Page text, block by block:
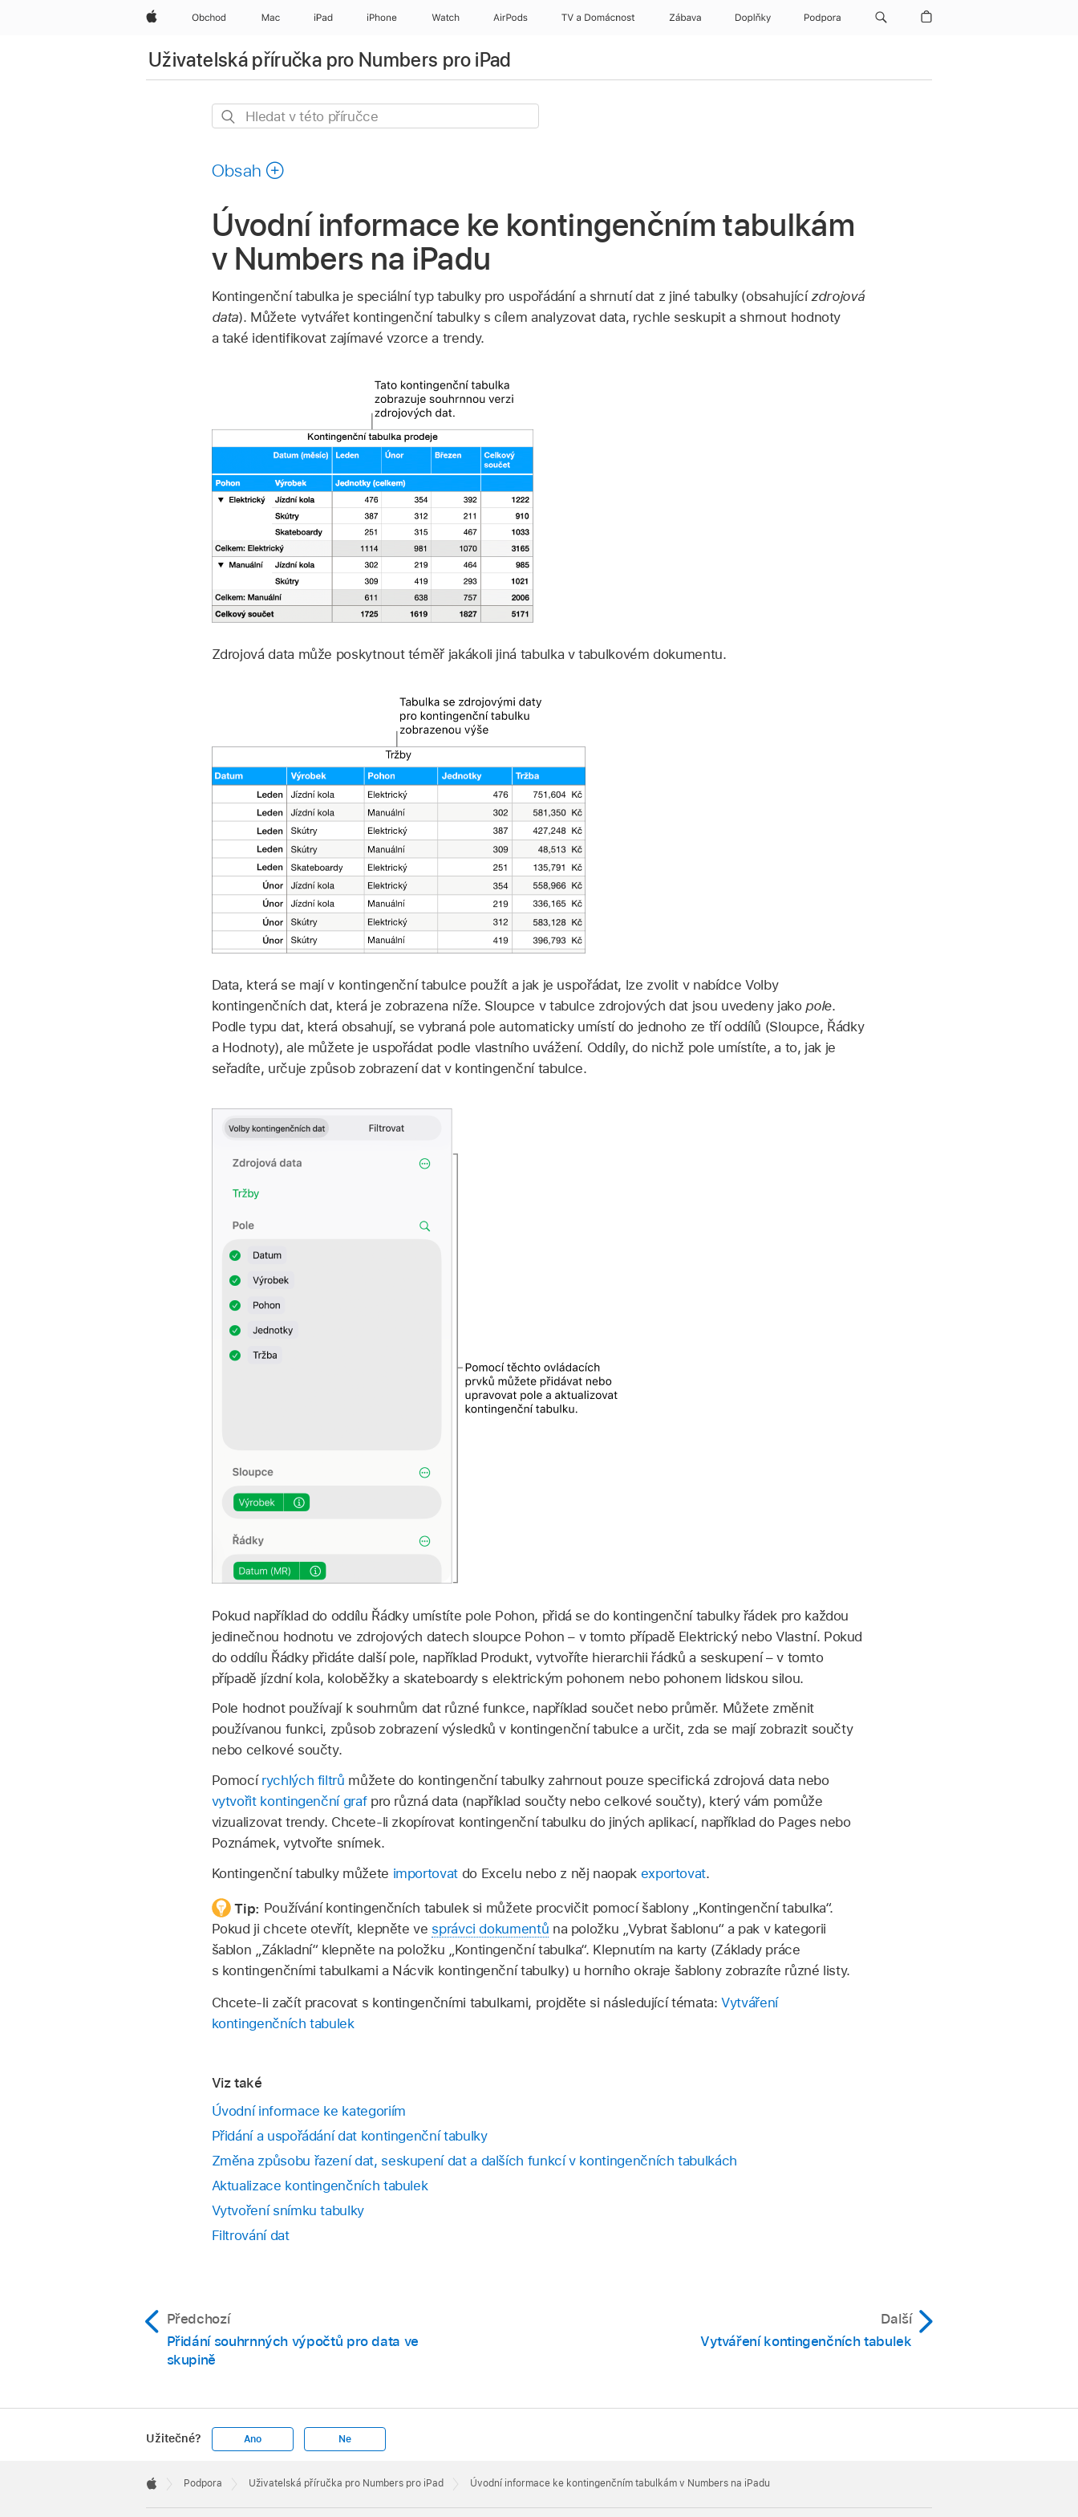
AppleObchod Mac iPad iPhone Watch AirPods TV a Domácnost Zábava Doplňky Podpora
Uživatelská příručka pro Numbers pro iPad
Hledat
Obsah
Úvodní informace ke kontingenčním tabulkám
v Numbers na iPadu
Kontingenční tabulka je speciální typ tabulky pro uspořádání a shrnutí dat z jiné tabulky (obsahující zdrojová
data). Můžete vytvářet kontingenční tabulky s cílem analyzovat data, rychle seskupit a shrnout hodnoty
a také identifikovat zajímavé vzorce a trendy.
Zdrojová data může poskytnout téměř jakákoli jiná tabulka v tabulkovém dokumentu.
Data, která se mají v kontingenční tabulce použít a jak je uspořádat, lze zvolit v nabídce Volby
kontingenčních dat, která je zobrazena níže. Sloupce v tabulce zdrojových dat jsou uvedeny jako pole.
Podle typu dat, která obsahují, se vybraná pole automaticky umístí do jednoho ze tří oddílů (Sloupce, Řádky
a Hodnoty), ale můžete je uspořádat podle vlastního uvážení. Oddíly, do nichž pole umístíte, a to, jak je
seřadíte, určuje způsob zobrazení dat v kontingenční tabulce.
Pokud například do oddílu Řádky umístíte pole Pohon, přidá se do kontingenční tabulky řádek pro každou
jedinečnou hodnotu ve zdrojových datech sloupce Pohon – v tomto případě Elektrický nebo Vlastní. Pokud
do oddílu Řádky přidáte další pole, například Produkt, vytvoříte hierarchii řádků a seskupení – v tomto
případě jízdní kola, koloběžky a skateboardy s elektrickým pohonem nebo pohonem lidskou silou.
Pole hodnot používají k souhrnům dat různé funkce, například součet nebo průměr. Můžete změnit
používanou funkci, způsob zobrazení výsledků v kontingenční tabulce a určit, zda se mají zobrazit součty
nebo celkové součty.
Pomocí rychlých filtrů můžete do kontingenční tabulky zahrnout pouze specifická zdrojová data nebo
vytvořit kontingenční grafpro různá data (například součty nebo celkové součty), který vám pomůže
vizualizovat trendy. Chcete-li zkopírovat kontingenční tabulku do jiných aplikací, například do Pages nebo
Poznámek, vytvořte snímek.
Kontingenční tabulky můžete importovatdo Excelu nebo z něj naopak exportovat.
Tip: Používání kontingenčních tabulek si můžete procvičit pomocí šablony „Kontingenční tabulka“.
Pokud ji chcete otevřít, klepněte ve správci dokumentů na položku „Vybrat šablonu“ a pak v kategorii
šablon „Základní“ klepněte na položku „Kontingenční tabulka“. Klepnutím na karty (Základy práce
s kontingenčními tabulkami a Nácvik kontingenční tabulky) u horního okraje šablony zobrazíte různé listy.
Chcete-li začít pracovat s kontingenčními tabulkami, projděte si následující témata:Vytváření
kontingenčních tabulek
Viz také
Úvodní informace ke kategoriím
Přidání a uspořádání dat kontingenční tabulky
Změna způsobu řazení dat, seskupení dat a dalších funkcí v kontingenčních tabulkách
Aktualizace kontingenčních tabulek
Vytvoření snímku tabulky
Filtrování dat
Předchozí
Přidání souhrnných výpočtů pro data ve
skupině
Další
Vytváření kontingenčních tabulek
Užitečné? Ano Ne
Footer

Podpora Uživatelská příručka pro Numbers pro iPad Úvodní informace ke kontingenčním tabulkám v Numbers na iPadu